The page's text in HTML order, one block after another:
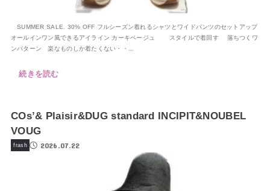
SUMMER SALE. 30% OFF フルシーズン着れるシャツとワイドパンツのセットアップ
オールインワン風できるアイライン カーキベージュ スタイルで着回す 落ちつくワ
ンパターン 楽なものしか着たくない・・...
続きを読む
COs’& Plaisir&DUG standard INCIPIT&NOUBEL
VOUG
frash 2026.07.22